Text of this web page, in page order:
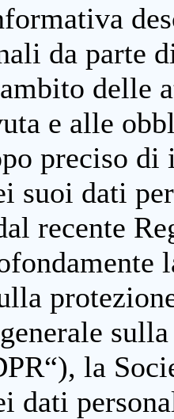
da parte
delle
e alle
preciso
suoi dati
recente
la
dati